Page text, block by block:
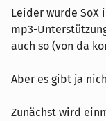
Leider wurde SoX
mp3-
auch so (von da
Aber es gibt ja
Zunächst wird